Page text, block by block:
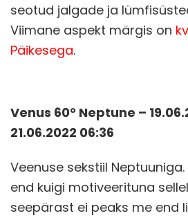
seotud jalgade ja
Viimane aspekt märgis on
Päikesega.
Venus 60° Neptune –
21.06.2022 06:36
Veenuse sekstiil
end kuigi motiveerituna
seepärast ei peaks me end